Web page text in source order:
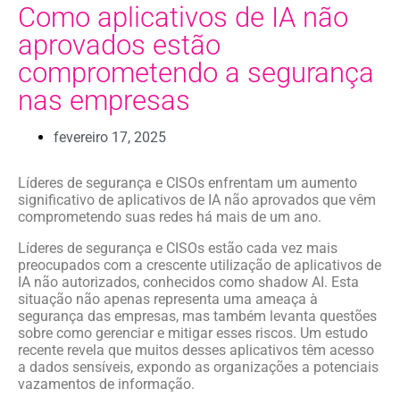
Como aplicativos de IA não
aprovados estão
comprometendo a segurança
nas empresas
fevereiro 17, 2025
Líderes de segurança e CISOs enfrentam um aumento
significativo de aplicativos de IA não aprovados que vêm
comprometendo suas redes há mais de um ano.
Líderes de segurança e CISOs estão cada vez mais
preocupados com a crescente utilização de aplicativos de
IA não autorizados, conhecidos como shadow AI. Esta
situação não apenas representa uma ameaça à
segurança das empresas, mas também levanta questões
sobre como gerenciar e mitigar esses riscos. Um estudo
recente revela que muitos desses aplicativos têm acesso
a dados sensíveis, expondo as organizações a potenciais
vazamentos de informação.